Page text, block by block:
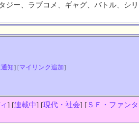
ジー、ラブコメ、ギャグ、バトル、シリ
知] [マイリンク追加]
] [連載中] [現代・社会] [ＳＦ・ファンタ